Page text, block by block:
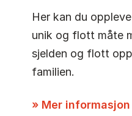
Her kan du
unik og flott måte
sjelden og flott
familien.
» Mer